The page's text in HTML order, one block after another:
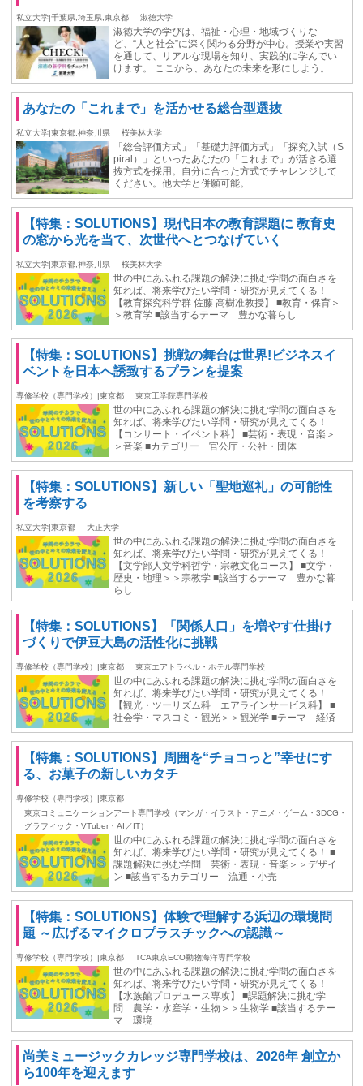
私立大学|千葉県,埼玉県,東京都 淑徳大学
淑徳大学の学びは、福祉・心理・地域づくりな
ど、“人と社会”に深く関わる分野が中心。授業や実習
を通して、リアルな現場を知り、実践的に学んでい
けます。 ここから、あなたの未来を形にしよう。
あなたの「これまで」を活かせる総合型選抜
私立大学|東京都,神奈川県 桜美林大学
「総合評価方式」「基礎力評価方式」「探究入試（S
piral）」といったあなたの「これまで」が活きる選
抜方式を採用。自分に合った方式でチャレンジして
ください。他大学と併願可能。
【特集：SOLUTIONS】現代日本の教育課題に 教育史
の窓から光を当て、次世代へとつなげていく
私立大学|東京都,神奈川県 桜美林大学
世の中にあふれる課題の解決に挑む学問の面白さを
知れば、将来学びたい学問・研究が見えてくる！
【教育探究科学群 佐藤 高樹准教授】 ■教育・保育＞
＞教育学 ■該当するテーマ 豊かな暮らし
【特集：SOLUTIONS】挑戦の舞台は世界!ビジネスイ
ベントを日本へ誘致するプランを提案
専修学校（専門学校）|東京都 東京工学院専門学校
世の中にあふれる課題の解決に挑む学問の面白さを
知れば、将来学びたい学問・研究が見えてくる！
【コンサート・イベント科】 ■芸術・表現・音楽＞
＞音楽 ■カテゴリー 官公庁・公社・団体
【特集：SOLUTIONS】新しい「聖地巡礼」の可能性
を考察する
私立大学|東京都 大正大学
世の中にあふれる課題の解決に挑む学問の面白さを
知れば、将来学びたい学問・研究が見えてくる！
【文学部人文学科哲学・宗教文化コース】 ■文学・
歴史・地理＞＞宗教学 ■該当するテーマ 豊かな暮
らし
【特集：SOLUTIONS】「関係人口」を増やす仕掛け
づくりで伊豆大島の活性化に挑戦
専修学校（専門学校）|東京都 東京エアトラベル・ホテル専門学校
世の中にあふれる課題の解決に挑む学問の面白さを
知れば、将来学びたい学問・研究が見えてくる！
【観光・ツーリズム科 エアラインサービス科】 ■
社会学・マスコミ・観光＞＞観光学 ■テーマ 経済
【特集：SOLUTIONS】周囲を“チョコっと”幸せにす
る、お菓子の新しいカタチ
専修学校（専門学校）|東京都
東京コミュニケーションアート専門学校（マンガ・イラスト・アニメ・ゲーム・3DCG・
グラフィック・VTuber・AI／IT）
世の中にあふれる課題の解決に挑む学問の面白さを
知れば、将来学びたい学問・研究が見えてくる！ ■
課題解決に挑む学問 芸術・表現・音楽＞＞デザイ
ン ■該当するカテゴリー 流通・小売
【特集：SOLUTIONS】体験で理解する浜辺の環境問
題 ～広げるマイクロプラスチックへの認識～
専修学校（専門学校）|東京都 TCA東京ECO動物海洋専門学校
世の中にあふれる課題の解決に挑む学問の面白さを
知れば、将来学びたい学問・研究が見えてくる！
【水族館プロデュース専攻】 ■課題解決に挑む学
問 農学・水産学・生物＞＞生物学 ■該当するテー
マ 環境
尚美ミュージックカレッジ専門学校は、2026年 創立か
ら100年を迎えます